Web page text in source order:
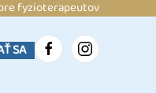
fyzioterapeutov
SA